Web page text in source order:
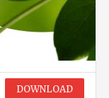
DOWNLOAD